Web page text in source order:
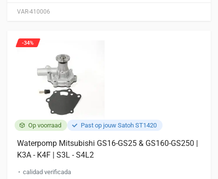
VAR-410006
Deze
kan
productpagina
Op voorraad Past op jouw Satoh ST1420
-34%
Waterpomp Mitsubishi GS16-GS25 & GS160-GS250 |
K3A - K4F | S3L - S4L2
calidad verificada